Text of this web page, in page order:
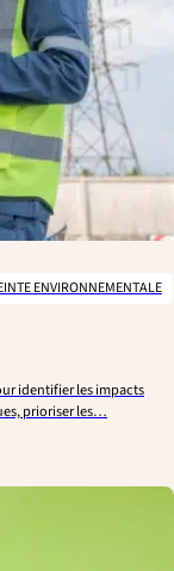
ENVIRONNEMENTALE
identifier les impacts
prioriser les…